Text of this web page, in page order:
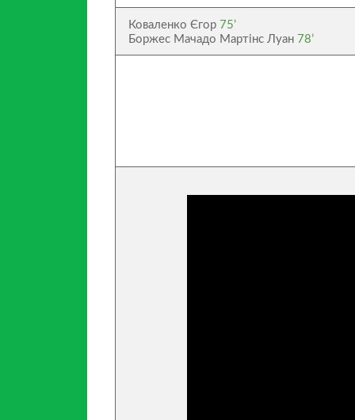
Коваленко Єгор 75’
Боржес Мачадо Мартінс Луан 78’